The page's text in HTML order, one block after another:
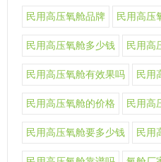
民用高压氧舱品牌 民用高压
民用高压氧舱多少钱 民用高
民用高压氧舱有效果吗 民用
民用高压氧舱的价格 民用高
民用高压氧舱要多少钱 民用